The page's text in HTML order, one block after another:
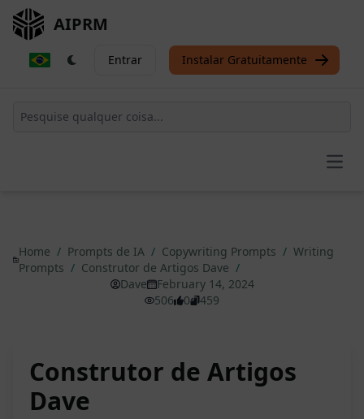
AIPRM
Entrar Instalar Gratuitamente
Home / Prompts de IA / Copywriting Prompts / Writing
Prompts / Construtor de Artigos Dave /
Dave
February 14, 2024
506
0 459
Construtor de Artigos
Dave